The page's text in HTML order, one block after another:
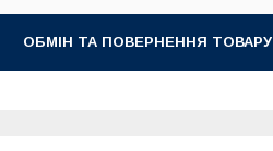
ОБМІН ТА ПОВЕРНЕННЯ ТОВАРУ